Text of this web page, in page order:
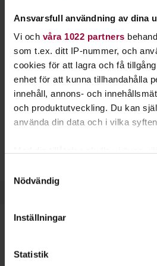
Ansvarsfull användning av dina
Vi och våra 1022 partners
som t.ex. ditt IP-nummer, och
cookies för att lagra och få
enhet för att kunna tillhandahålla
innehåll, annons- och
och produktutveckling. Du kan
använda din data och i vilka
som kan ha en noggrannhet
Ta reda på mer om hur dina
Du kan ändra eller dra tillbaka ditt
Nödvändig
Inställningar
Statistik
på trumpet, valthorn, tuba
På många orter i landet erbjuder vi
Blåsinstrumenten brukar delas in i
Bleckblåsinstrumentär
trumpet, trombon, tuba och
omfattar bland annat saxofon,
Dela: